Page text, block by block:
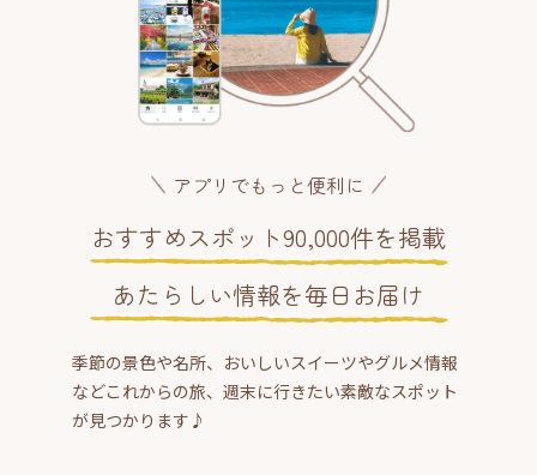
アプリでもっと便利に
おすすめスポット90,000件を掲載
あたらしい情報を毎日お届け
季節の景色や名所、おいしいスイーツやグルメ情報
などこれからの旅、週末に行きたい素敵なスポット
が見つかります♪